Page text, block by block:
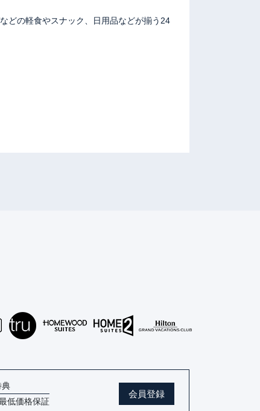
どの軽食やスナック、日用品などが揃う24
典
低価格保証
会員登録